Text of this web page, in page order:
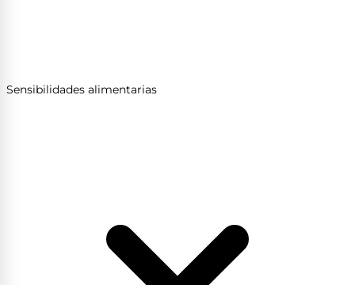
Sensibilidades alimentarias